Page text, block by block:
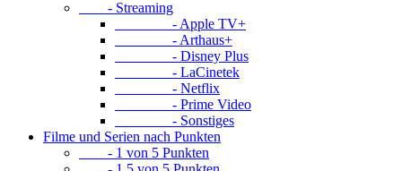
- Streaming
- Apple TV+
- Arthaus+
- Disney Plus
- LaCinetek
- Netflix
- Prime Video
- Sonstiges
Filme und Serien nach Punkten
- 1 von 5 Punkten